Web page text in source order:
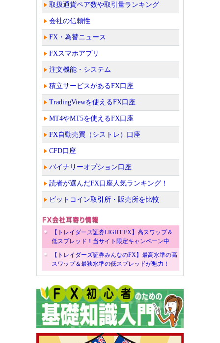
取扱通貨ペア数や取引量ランキング
会社の信頼性
FX・為替ニュース
FXスマホアプリ
注文機能・システム
積立サービスがあるFX口座
TradingViewを使えるFX口座
MT4やMT5を使えるFX口座
FX自動売買（シストレ）口座
CFD口座
バイナリーオプション口座
読者が選んだFX口座人気ランキング！
ビットコイン取引所・販売所を比較
【トレイダーズ証券LIGHT FX】高スワップ＆
低スプレッド！当サイト限定キャンペーン中
【トレイダーズ証券みんなのFX】最高水準の高
スワップ＆最狭水準の低スプレッドが魅力！